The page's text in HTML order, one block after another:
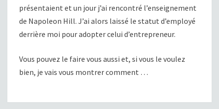
présentaient et un jour j’ai rencontré l’enseignement
de Napoleon Hill. J’ai alors laissé le statut d’employé
derrière moi pour adopter celui d’entrepreneur.
Vous pouvez le faire vous aussi et, si vous le voulez
bien, je vais vous montrer comment …